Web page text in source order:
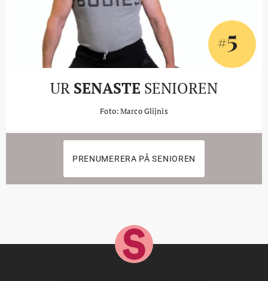
#5
UR SENASTE SENIOREN
Foto: Marco Glijnis
PRENUMERERA PÅ SENIOREN